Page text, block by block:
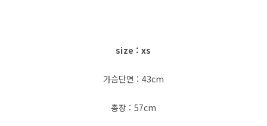
size : xs
가슴단면 : 43cm
총장 : 57cm